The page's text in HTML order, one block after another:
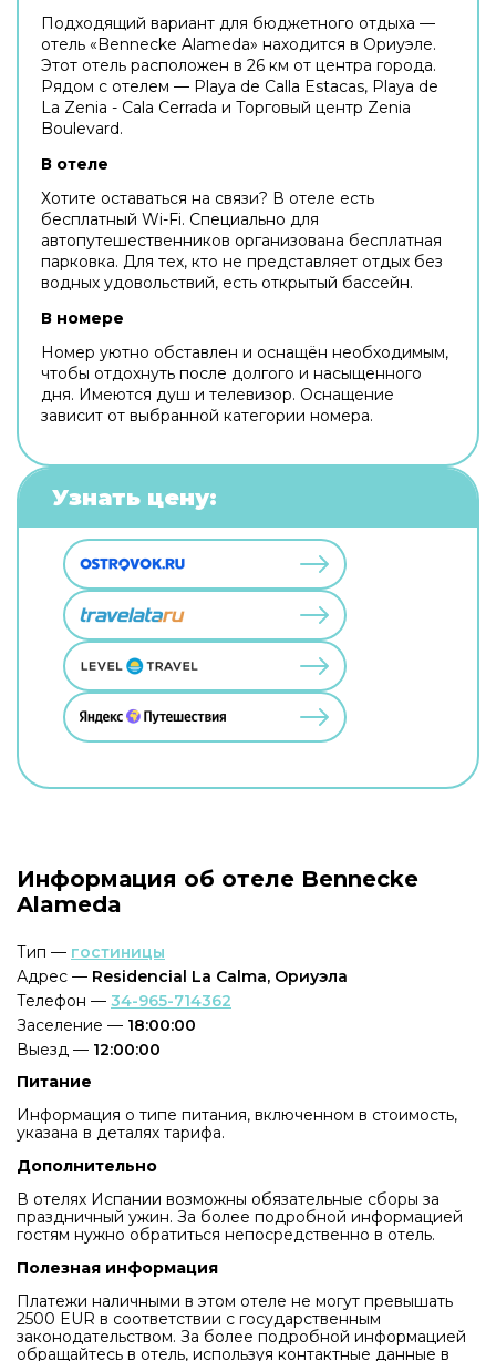
Подходящий вариант для бюджетного отдыха —
отель «Bennecke Alameda» находится в Ориуэле.
Этот отель расположен в 26 км от центра города.
Рядом с отелем — Playa de Calla Estacas, Playa de
La Zenia - Cala Cerrada и Торговый центр Zenia
Boulevard.
В отеле
Хотите оставаться на связи? В отеле есть
бесплатный Wi-Fi. Специально для
автопутешественников организована бесплатная
парковка. Для тех, кто не представляет отдых без
водных удовольствий, есть открытый бассейн.
В номере
Номер уютно обставлен и оснащён необходимым,
чтобы отдохнуть после долгого и насыщенного
дня. Имеются душ и телевизор. Оснащение
зависит от выбранной категории номера.
Узнать цену:
Информация об отеле Bennecke
Alameda
Тип — гостиницы
Адрес — Residencial La Calma, Ориуэла
Телефон — 34-965-714362
Заселение — 18:00:00
Выезд — 12:00:00
Питание
Информация о типе питания, включенном в стоимость,
указана в деталях тарифа.
Дополнительно
В отелях Испании возможны обязательные сборы за
праздничный ужин. За более подробной информацией
гостям нужно обратиться непосредственно в отель.
Полезная информация
Платежи наличными в этом отеле не могут превышать
2500 EUR в соответствии с государственным
законодательством. За более подробной информацией
обращайтесь в отель, используя контактные данные в